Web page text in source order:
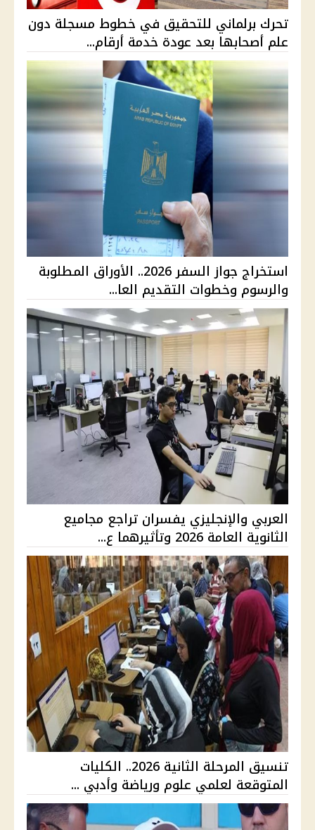
تحرك برلماني للتحقيق في خطوط مسجلة دون
علم أصحابها بعد عودة خدمة أرقام...
استخراج جواز السفر 2026.. الأوراق المطلوبة
والرسوم وخطوات التقديم العا...
العربي والإنجليزي يفسران تراجع مجاميع
الثانوية العامة 2026 وتأثيرهما ع...
تنسيق المرحلة الثانية 2026.. الكليات
المتوقعة لعلمي علوم ورياضة وأدبي ...